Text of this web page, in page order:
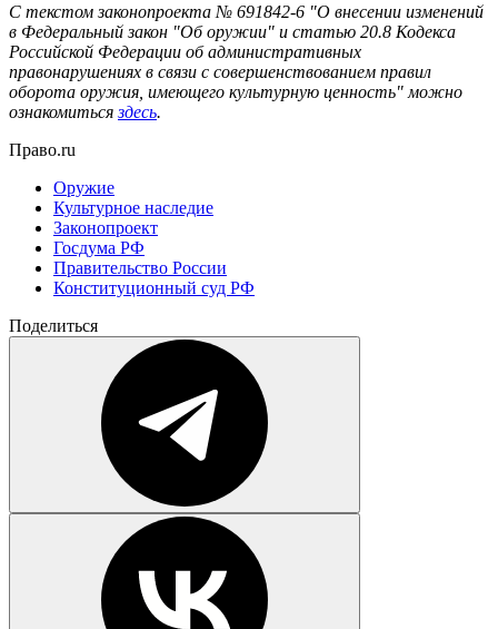
С текстом законопроекта № 691842-6 "О внесении изменений
в Федеральный закон "Об оружии" и статью 20.8 Кодекса
Российской Федерации об административных
правонарушениях в связи с совершенствованием правил
оборота оружия, имеющего культурную ценность" можно
ознакомитьсяздесь.
Право.ru
Оружие
Культурное наследие
Законопроект
Госдума РФ
Правительство России
Конституционный суд РФ
Поделиться